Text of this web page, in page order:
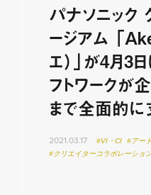
パナソニック
ージアム 「
エ）」が4月3
フトワークが
まで全面的
2021.03.17 #VI・CI
#アート
#クリエイターコラボレーショ